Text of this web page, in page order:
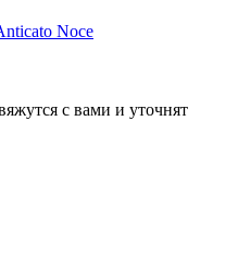
Noce
с вами и уточнят